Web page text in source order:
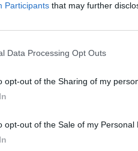
Participants that may further
Data Processing Opt Outs
opt-out of the Sharing of my
opt-out of the Sale of my Personal